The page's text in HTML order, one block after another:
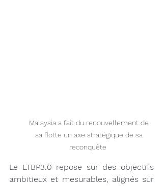
Malaysia a fait du renouvellement de
sa flotte un axe stratégique de sa
reconquête
Le LTBP3.0 repose sur des objectifs
ambitieux et mesurables, alignés sur